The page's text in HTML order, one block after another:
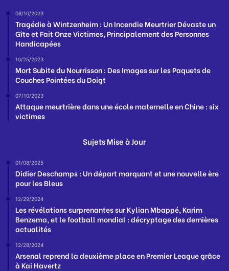
08/10/2023
Tragédie à Wintzenheim : Un Incendie Meurtrier Dévaste un
Gîte et Fait Onze Victimes, Principalement des Personnes
Handicapées
10/25/2023
Mort Subite du Nourrisson : Des Images sur les Paquets de
Couches Pointées du Doigt
07/10/2023
Attaque meurtrière dans une école maternelle en Chine : six
victimes
Sujets Mise à Jour
01/08/2025
Didier Deschamps : Un départ marquant et une nouvelle ère
pour les Bleus
12/29/2024
Les révélations surprenantes sur Kylian Mbappé, Karim
Benzema, et le football mondial : décryptage des dernières
actualités
12/28/2024
Arsenal reprend la deuxième place en Premier League grâce
à Kai Havertz